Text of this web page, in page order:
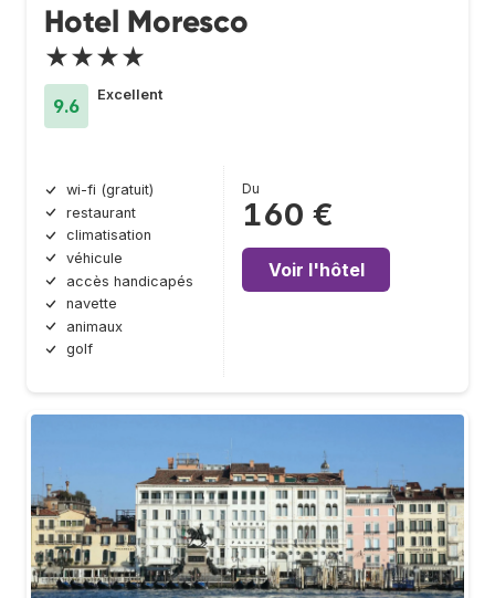
Hotel Moresco
★★★★
9.6
Excellent
wi-fi (gratuit)
restaurant
climatisation
véhicule
accès handicapés
navette
animaux
golf
Du
160 €
Voir l'hôtel